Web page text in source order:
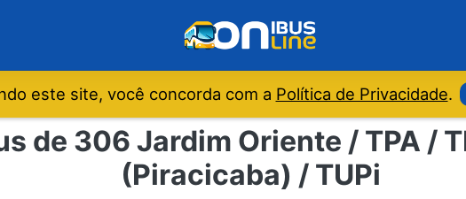
este site, você concorda com a Política de Privacidade.
de 306 Jardim Oriente / TPA /
(Piracicaba) / TUPi